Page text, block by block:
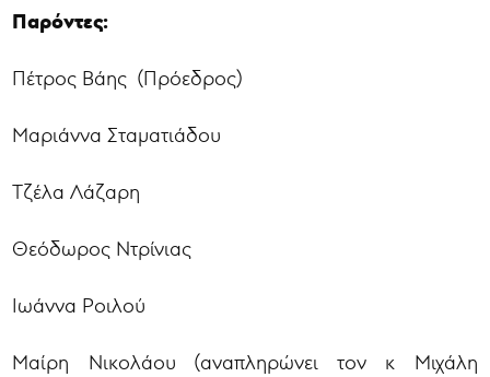
Παρόντες:
Πέτρος Βάης (Πρόεδρος)
Μαριάννα Σταματιάδου
Τζέλα Λάζαρη
Θεόδωρος Ντρίνιας
Ιωάννα Ροιλού
Μαίρη Νικολάου (αναπληρώνει τον κ Μιχάλη